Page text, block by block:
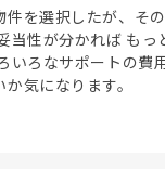
件を選択したが、そ
当性が分かれば もっ
いろなサポートの費
気になります。